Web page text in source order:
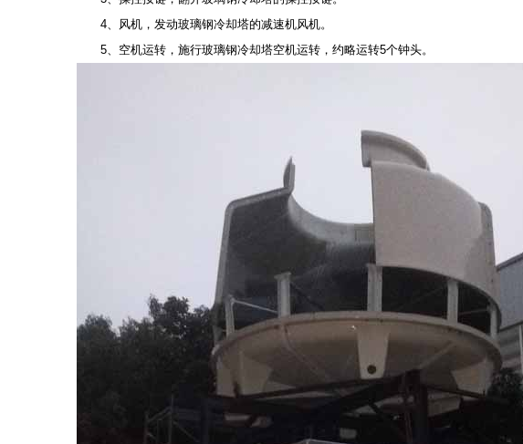
4、风机，发动玻璃钢冷却塔的减速机风机。
5、空机运转，施行玻璃钢冷却塔空机运转，约略运转5个钟头。